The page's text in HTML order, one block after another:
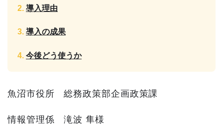
導入理由
導入の成果
今後どう使うか
魚沼市役所 総務政策部企画政策課
情報管理係 滝波 隼様